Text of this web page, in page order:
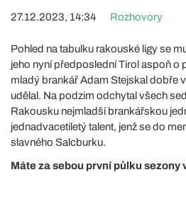
27.12.2023, 14:34 Rozhovory
Pohled na tabulku rakouské ligy se
jeho nyní předposlední Tirol aspoň o
mladý brankář Adam Stejskal dobře
udělal. Na podzim odchytal všech
Rakousku nejmladší brankářskou
jednadvacetiletý talent, jenž se do
slavného Salcburku.
Máte za sebou první půlku sezony